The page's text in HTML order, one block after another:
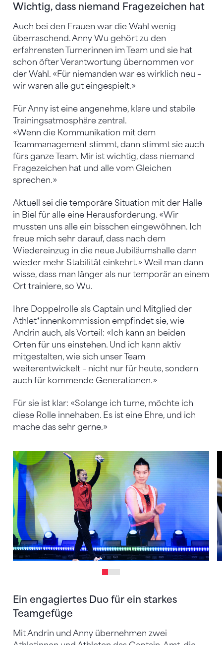
Wichtig, dass niemand Fragezeichen hat
Auch bei den Frauen war die Wahl wenig
überraschend. Anny Wu gehört zu den
erfahrensten Turnerinnen im Team und sie hat
schon öfter Verantwortung übernommen vor
der Wahl. «Für niemanden war es wirklich neu –
wir waren alle gut eingespielt.»
Für Anny ist eine angenehme, klare und stabile
Trainingsatmosphäre zentral.
«Wenn die Kommunikation mit dem
Teammanagement stimmt, dann stimmt sie auch
fürs ganze Team. Mir ist wichtig, dass niemand
Fragezeichen hat und alle vom Gleichen
sprechen.»
Aktuell sei die temporäre Situation mit der Halle
in Biel für alle eine Herausforderung. «Wir
mussten uns alle ein bisschen eingewöhnen. Ich
freue mich sehr darauf, dass nach dem
Wiedereinzug in die neue Jubiläumshalle dann
wieder mehr Stabilität einkehrt.» Weil man dann
wisse, dass man länger als nur temporär an einem
Ort trainiere, so Wu.
Ihre Doppelrolle als Captain und Mitglied der
Athlet*innenkommission empfindet sie, wie
Andrin auch, als Vorteil: «Ich kann an beiden
Orten für uns einstehen. Und ich kann aktiv
mitgestalten, wie sich unser Team
weiterentwickelt – nicht nur für heute, sondern
auch für kommende Generationen.»
Für sie ist klar: «Solange ich turne, möchte ich
diese Rolle innehaben. Es ist eine Ehre, und ich
mache das sehr gerne.»
Ein engagiertes Duo für ein starkes
Teamgefüge
Mit Andrin und Anny übernehmen zwei